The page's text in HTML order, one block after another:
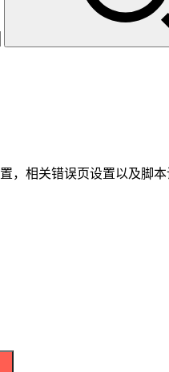
，相关错误页设置以及脚